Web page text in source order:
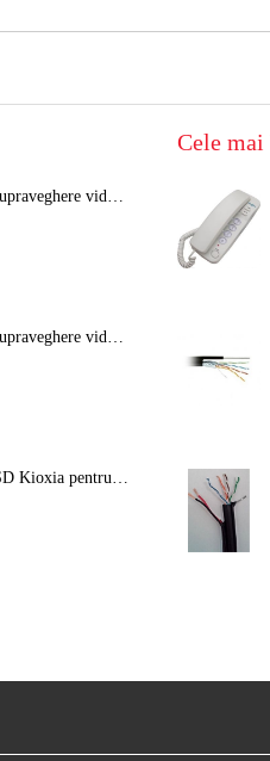
Camera de supraveghere video 8MP panoramica de exterior(4x2MP Stitched) Navaio NGC-7482PR
Camera de supraveghere video IP PT 4MP cu lumina alba 30M si lentila fixa Hikvision DS-2DE2C400SCG-E F1
Card microSD Kioxia pentru CCTV cu capacitate memorie 128GB Ultra HD 4K LMEX2L128GG2
Cele mai